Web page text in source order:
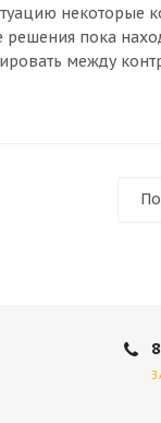
некоторые
решения пока
между